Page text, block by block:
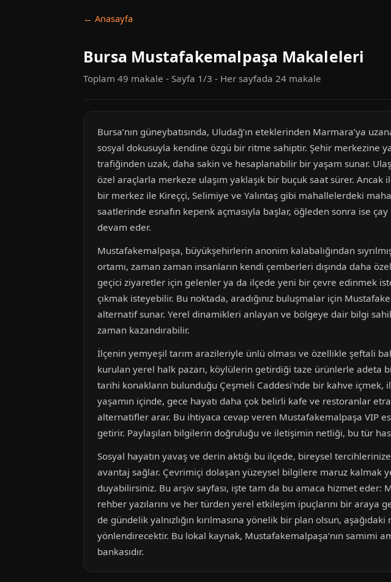
← Anasayfa
Bursa Mustafakemalpaşa Makaleleri
Toplam 49 makale - Sayfa 1/3 - Her sayfada 24 makale
Bursa’nın güneybatısında, Uludağ’ın eteklerinden Marmara’ya
sosyal dokusuyla kendine özgü bir ritme sahiptir. Şehir merkezine
trafiğinden uzak, daha sakin ve hesaplanabilir bir yaşam sunar.
özel araçlarla merkeze ulaşım yaklaşık bir buçuk saat sürer.
bir merkez ile Kireççi, Selimiye ve Yalıntaş gibi mahallelerdeki
saatlerinde esnafın kepenk açmasıyla başlar, öğleden sonra ise
devam eder.
Mustafakemalpaşa, büyükşehirlerin anonim kalabalığından
ortamı, zaman zaman insanların kendi çemberleri dışında daha
geçici ziyaretler için gelenler ya da ilçede yeni bir çevre edinmek
çıkmak isteyebilir. Bu noktada, aradığınız buluşmalar için
alternatif sunar. Yerel dinamikleri anlayan ve bölgeye dair bilgi
zaman kazandırabilir.
İlçenin yemyeşil tarım arazileriyle ünlü olması ve özellikle şeftali
kurulan yerel halk pazarı, köylülerin getirdiği taze ürünlerle adeta
tarihi konakların bulunduğu Çeşmeli Caddesi'nde bir kahve
yaşamın içinde, gece hayatı daha çok belirli kafe ve restoranlar
alternatifler arar. Bu ihtiyaca cevap veren Mustafakemalpaşa VIP
getirir. Paylaşılan bilgilerin doğruluğu ve iletişimin netliği, bu tür
Sosyal hayatın yavaş ve derin aktığı bu ilçede, bireysel
avantaj sağlar. Çevrimiçi dolaşan yüzeysel bilgilere maruz kalmak
duyabilirsiniz. Bu arşiv sayfası, işte tam da bu amaca hizmet
rehber yazılarını ve her türden yerel etkileşim ipuçlarını bir araya
de gündelik yalnızlığın kırılmasına yönelik bir plan olsun,
yönlendirecektir. Bu lokal kaynak, Mustafakemalpaşa’nın samimi
bankasıdır.